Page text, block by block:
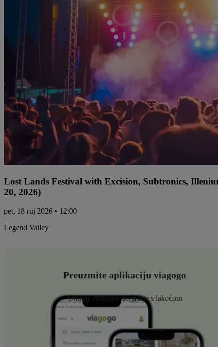
Lost Lands Festival with Excision, Subtronics,
20, 2026)
pet, 18 ruj 2026 • 12:00
Legend Valley
Preuzmite aplikaciju viagogo
Otkrijte omiljene događaje s lakoćom